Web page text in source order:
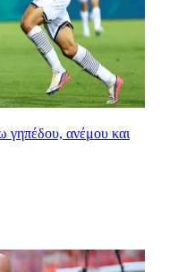
γηπέδου, ανέμου και